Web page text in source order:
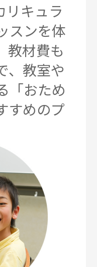
リキュラ
スンを体
教材費も
教室や
「おため
すめのプ